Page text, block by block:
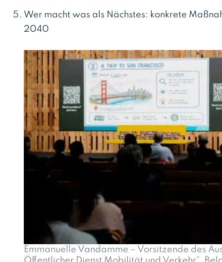
Wer macht was als Nächstes: konkrete
2040
Emmanuelle Vandamme – Vorsitzende des